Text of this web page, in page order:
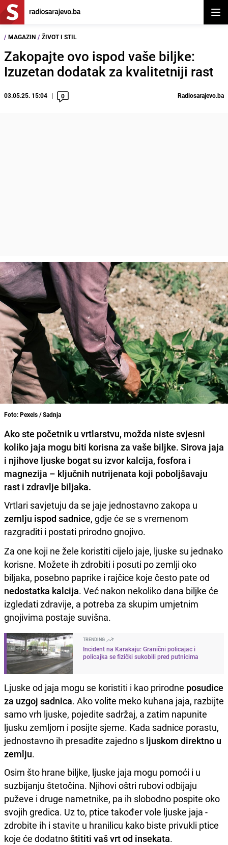
/ MAGAZIN / ŽIVOT I STIL
Zakopajte ovo ispod vaše biljke:
Izuzetan dodatak za kvalitetniji rast
03.05.25. 15:04 0 Radiosarajevo.ba
Foto: Pexels / Sadnja
Ako ste početnik u vrtlarstvu, možda niste svjesni
koliko jaja mogu biti korisna za vaše biljke. Sirova jaja
i njihove ljuske bogat su izvor kalcija, fosfora i
magnezija – ključnih nutrijenata koji poboljšavaju
rast i zdravlje biljaka.
Vrtlari savjetuju da se jaje jednostavno zakopa u
zemlju ispod sadnice, gdje će se s vremenom
razgraditi i postati prirodno gnojivo.
Za one koji ne žele koristiti cijelo jaje, ljuske su jednako
korisne. Možete ih zdrobiti i posuti po zemlji oko
biljaka, posebno paprike i rajčice koje često pate od
nedostatka kalcija. Već nakon nekoliko dana biljke će
izgledati zdravije, a potreba za skupim umjetnim
gnojivima postaje suvišna.
TRENDING
Incident na Karakaju: Granični policajac i
policajka se fizički sukobili pred putnicima
Ljuske od jaja mogu se koristiti i kao prirodne posudice
za uzgoj sadnica. Ako volite meko kuhana jaja, razbijte
samo vrh ljuske, pojedite sadržaj, a zatim napunite
ljusku zemljom i posijte sjeme. Kada sadnice porastu,
jednostavno ih presadite zajedno s ljuskom direktno u
zemlju.
Osim što hrane biljke, ljuske jaja mogu pomoći i u
suzbijanju štetočina. Njihovi oštri rubovi odbijaju
puževe i druge nametnike, pa ih slobodno pospite oko
svojih gredica. Uz to, ptice također vole ljuske jaja -
zdrobite ih i stavite u hranilicu kako biste privukli ptice
koje će dodatnoštititi vaš vrt od insekata.